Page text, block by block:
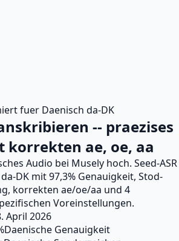
fuer Daenisch da-DK
-- praezises
korrekten ae, oe, aa
Audio bei Musely hoch. Seed-ASR
DK mit 97,3% Genauigkeit, Stod-
korrekten ae/oe/aa und 4
Voreinstellungen.
April 2026
Daenische Genauigkeit